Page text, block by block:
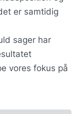
er samtidig
sager har
vores fokus på